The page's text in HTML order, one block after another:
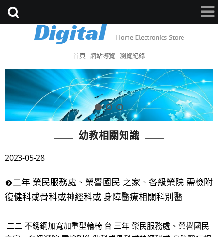
首頁 網站導覽 瀏覽紀錄
幼教相關知識
2023-05-28
三年 榮民服務處、榮譽國民 之家、各級榮院 需檢附
復健科或骨科或神經科或 身障醫療相關科別醫
二二 不銹鋼加寬加重型輪椅 台 三年 榮民服務處、榮譽國民